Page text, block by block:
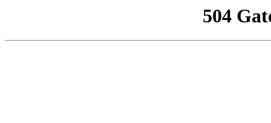
504